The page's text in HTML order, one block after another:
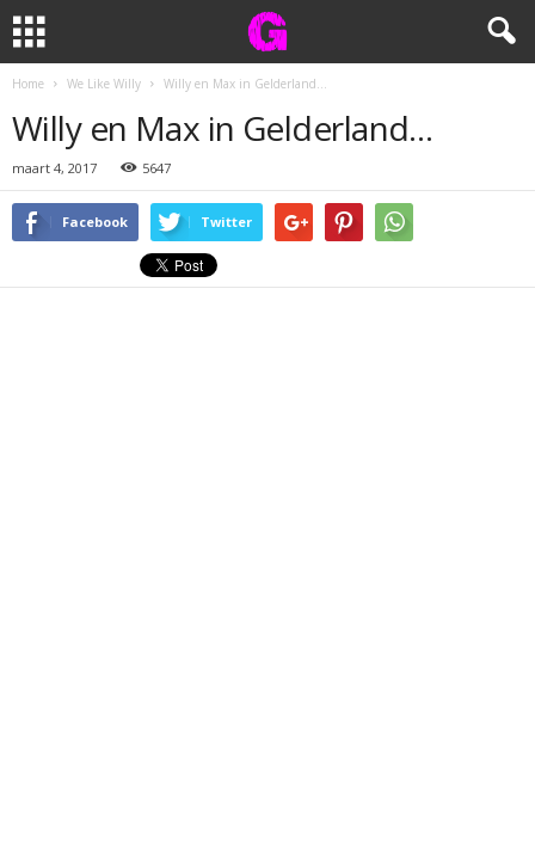
Home We Like Willy Willy en Max in Gelderland…
Willy en Max in Gelderland…
maart 4, 2017 5647
Facebook Twitter